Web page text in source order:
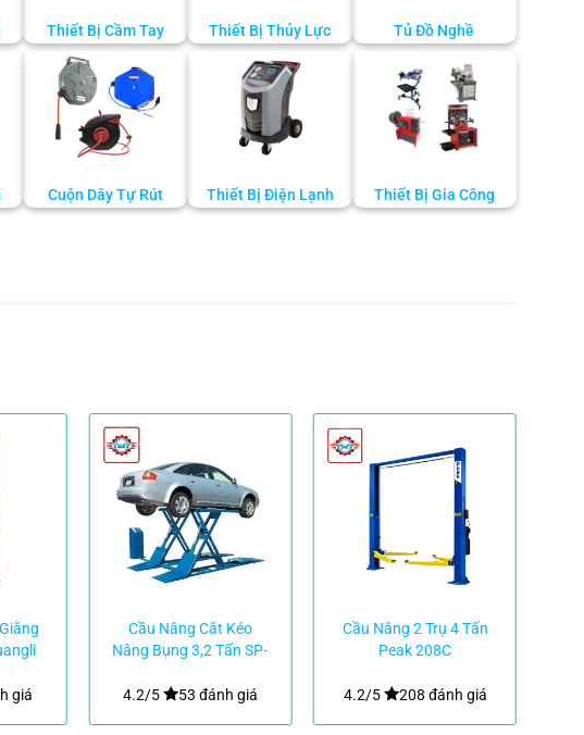
Thiết Bị Cầm Tay Thiết Bị Thủy Lực Tủ Đồ Nghề
Cuộn Dây Tự Rút Thiết Bị Điện Lạnh Thiết Bị Gia Công
giá
Cầu Nâng Cắt Kéo
Nâng Bụng 3,2 Tấn SP-
4.2/5
53 đánh giá
Cầu Nâng 2 Trụ 4 Tấn
Peak 208C
4.2/5 208 đánh giá